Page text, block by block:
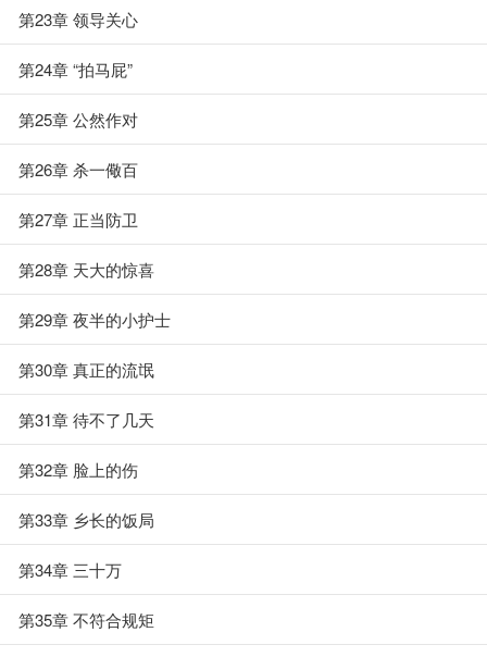
第23章 领导关心
第24章 “拍马屁”
第25章 公然作对
第26章 杀一儆百
第27章 正当防卫
第28章 天大的惊喜
第29章 夜半的小护士
第30章 真正的流氓
第31章 待不了几天
第32章 脸上的伤
第33章 乡长的饭局
第34章 三十万
第35章 不符合规矩